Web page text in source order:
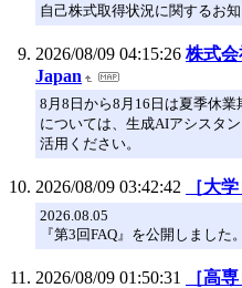
自己株式取得状況に関するお知
2026/08/09 04:15:26 株式
Japan
8月8日から8月16日は夏季休
については、生成AIアシスタ
活用ください。
2026/08/09 03:42:42 ［大
2026.08.05
『第3回FAQ』を公開しました。
2026/08/09 01:50:31 ［高